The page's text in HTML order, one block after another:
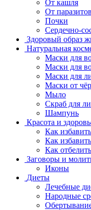
От кашля
От паразитов
Почки
Сердечно-
Здоровый образ
Натуральная
Маски для
Маски для
Маски для
Маски от
Мыло
Скраб для
Шампунь
Красота и
Как
Как
Как
Заговоры и
Иконы
Диеты
Лечебные
Народные